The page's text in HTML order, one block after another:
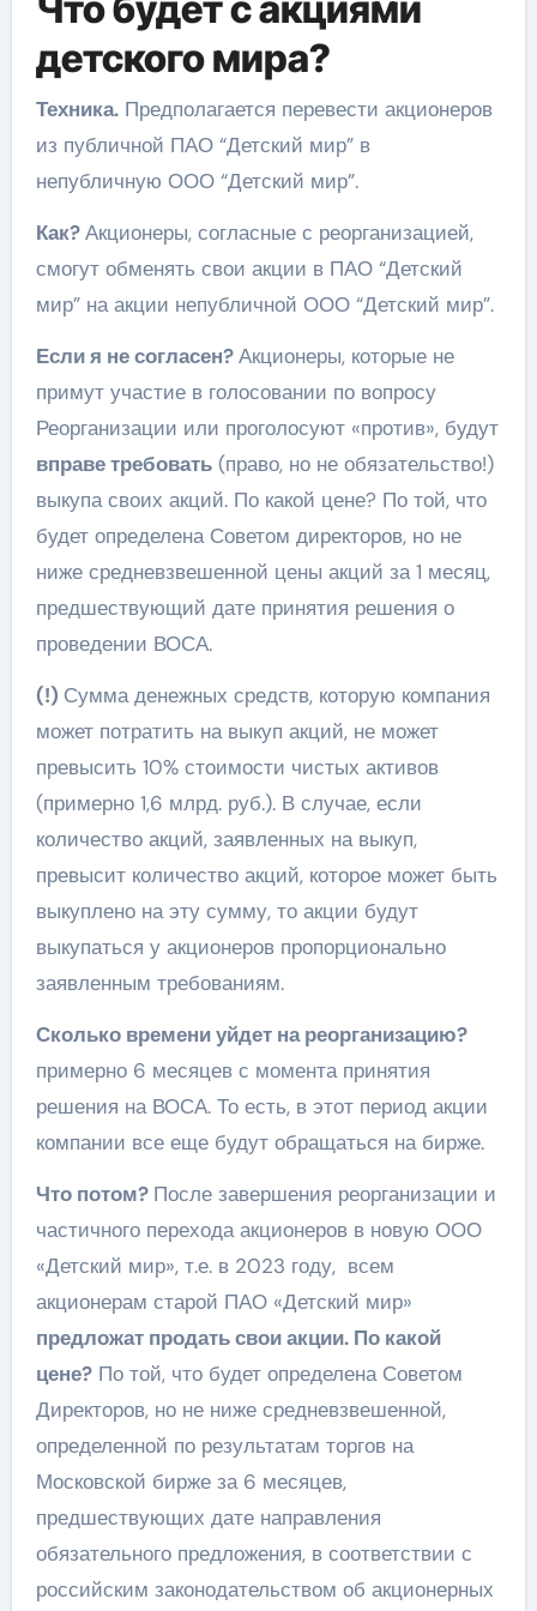
детского мира?
Техника.Предполагается перевести акционеров
из публичной ПАО “Детский мир” в
непубличную ООО “Детский мир”.
Как?Акционеры, согласные с реорганизацией,
смогут обменять свои акции в ПАО “Детский
мир” на акции непубличной ООО “Детский мир”.
Если я не согласен?Акционеры, которые не
примут участие в голосовании по вопросу
Реорганизации или проголосуют «против», будут
вправе требовать(право, но не обязательство!)
выкупа своих акций. По какой цене? По той, что
будет определена Советом директоров, но не
ниже средневзвешенной цены акций за 1 месяц,
предшествующий дате принятия решения о
проведении ВОСА.
(!) Сумма денежных средств, которую компания
может потратить на выкуп акций, не может
превысить 10% стоимости чистых активов
(примерно 1,6 млрд. руб.). В случае, если
количество акций, заявленных на выкуп,
превысит количество акций, которое может быть
выкуплено на эту сумму, то акции будут
выкупаться у акционеров пропорционально
заявленным требованиям.
Сколько времени уйдет на реорганизацию?
примерно 6 месяцев с момента принятия
решения на ВОСА. То есть, в этот период акции
компании все еще будут обращаться на бирже.
Что потом? После завершения реорганизации и
частичного перехода акционеров в новую ООО
«Детский мир», т.е. в 2023 году, всем
акционерам старой ПАО «Детский мир»
предложат продать свои акции. По какой
цене?По той, что будет определена Советом
Директоров, но не ниже средневзвешенной,
определенной по результатам торгов на
Московской бирже за 6 месяцев,
предшествующих дате направления
обязательного предложения, в соответствии с
российским законодательством об акционерных